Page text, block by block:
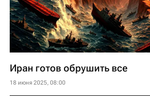
Иран готов обрушить все
18 июня 2025, 08:00